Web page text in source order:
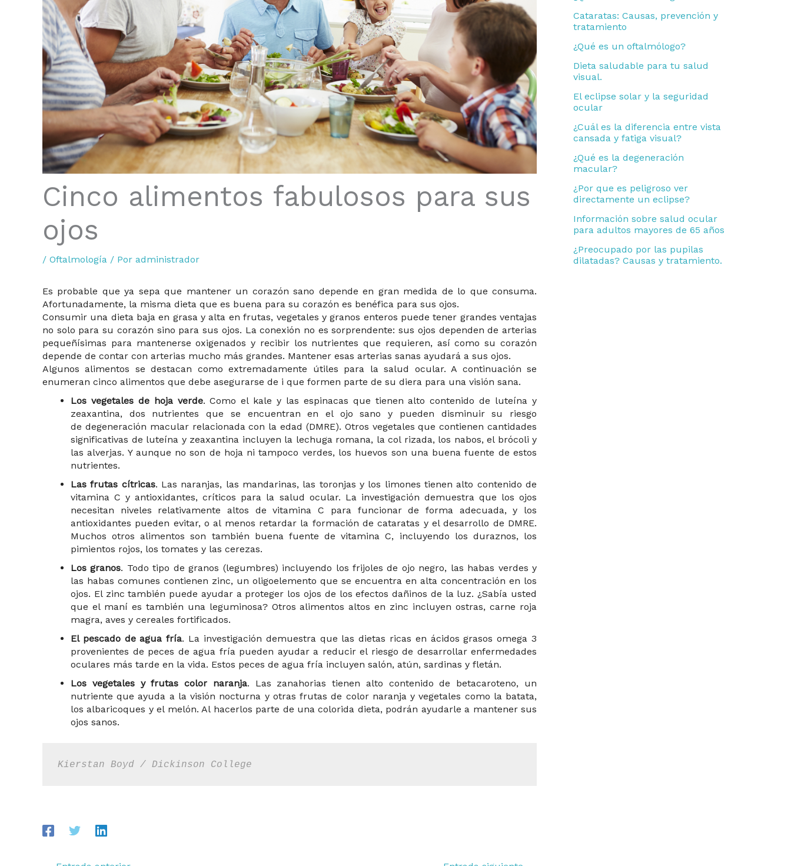
Cinco alimentos fabulosos para sus
ojos
/ Oftalmología / Por administrador
Es probable que ya sepa que mantener un corazón sano depende en gran medida de lo que consuma.
Afortunadamente, la misma dieta que es buena para su corazón es benéfica para sus ojos.
Consumir una dieta baja en grasa y alta en frutas, vegetales y granos enteros puede tener grandes ventajas
no solo para su corazón sino para sus ojos. La conexión no es sorprendente: sus ojos dependen de arterias
pequeñísimas para mantenerse oxigenados y recibir los nutrientes que requieren, así como su corazón
depende de contar con arterias mucho más grandes. Mantener esas arterias sanas ayudará a sus ojos.
Algunos alimentos se destacan como extremadamente útiles para la salud ocular. A continuación se
enumeran cinco alimentos que debe asegurarse de i que formen parte de su diera para una visión sana.
Los vegetales de hoja verde. Como el kale y las espinacas que tienen alto contenido de luteína y
zeaxantina, dos nutrientes que se encuentran en el ojo sano y pueden disminuir su riesgo
de degeneración macular relacionada con la edad (DMRE). Otros vegetales que contienen cantidades
significativas de luteína y zeaxantina incluyen la lechuga romana, la col rizada, los nabos, el brócoli y
las alverjas. Y aunque no son de hoja ni tampoco verdes, los huevos son una buena fuente de estos
nutrientes.
Las frutas cítricas. Las naranjas, las mandarinas, las toronjas y los limones tienen alto contenido de
vitamina C y antioxidantes, críticos para la salud ocular. La investigación demuestra que los ojos
necesitan niveles relativamente altos de vitamina C para funcionar de forma adecuada, y los
antioxidantes pueden evitar, o al menos retardar la formación de cataratas y el desarrollo de DMRE.
Muchos otros alimentos son también buena fuente de vitamina C, incluyendo los duraznos, los
pimientos rojos, los tomates y las cerezas.
Los granos. Todo tipo de granos (legumbres) incluyendo los frijoles de ojo negro, las habas verdes y
las habas comunes contienen zinc, un oligoelemento que se encuentra en alta concentración en los
ojos. El zinc también puede ayudar a proteger los ojos de los efectos dañinos de la luz. ¿Sabía usted
que el maní es también una leguminosa? Otros alimentos altos en zinc incluyen ostras, carne roja
magra, aves y cereales fortificados.
El pescado de agua fría. La investigación demuestra que las dietas ricas en ácidos grasos omega 3
provenientes de peces de agua fría pueden ayudar a reducir el riesgo de desarrollar enfermedades
oculares más tarde en la vida. Estos peces de agua fría incluyen salón, atún, sardinas y fletán.
Los vegetales y frutas color naranja. Las zanahorias tienen alto contenido de betacaroteno, un
nutriente que ayuda a la visión nocturna y otras frutas de color naranja y vegetales como la batata,
los albaricoques y el melón. Al hacerlos parte de una colorida dieta, podrán ayudarle a mantener sus
ojos sanos.
Kierstan Boyd / Dickinson College
o
Cataratas: Causas, prevención y
tratamiento
¿Qué es un oftalmólogo?
Dieta saludable para tu salud
visual.
El eclipse solar y la seguridad
ocular
¿Cuál es la diferencia entre vista
cansada y fatiga visual?
¿Qué es la degeneración
macular?
¿Por que es peligroso ver
directamente un eclipse?
Información sobre salud ocular
para adultos mayores de 65 años
¿Preocupado por las pupilas
dilatadas? Causas y tratamiento.